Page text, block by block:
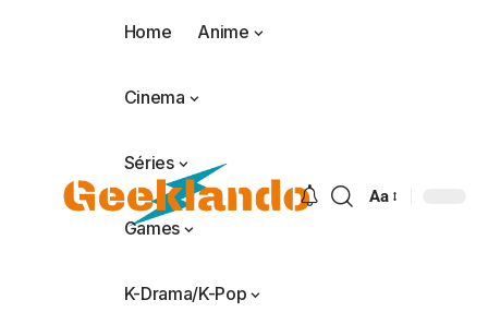
Home Anime
Cinema
Séries
Games
K-Drama/K-Pop
Aa